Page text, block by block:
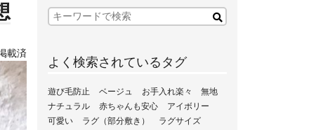
載済
よく検索されているタグ
遊び毛防止 ベージュ お手入れ楽々
無地
ナチュラル
赤ちゃんも安心
アイボリー
可愛い
ラグ（部分敷き）
ラグサイズ